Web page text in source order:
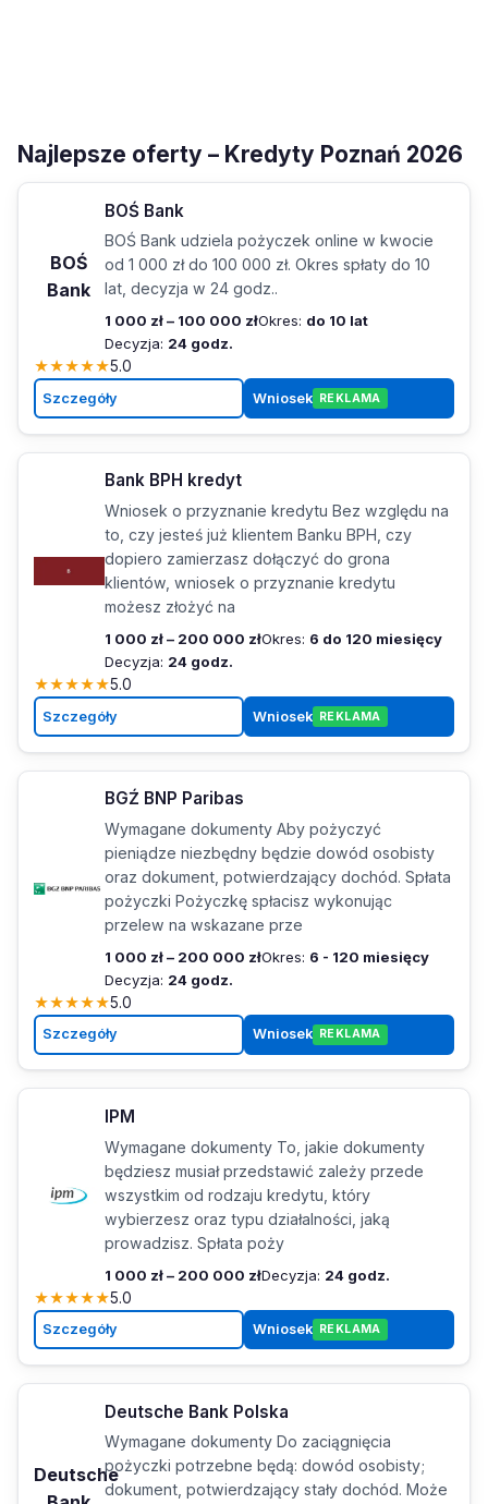
Najlepsze oferty – Kredyty Poznań 2026
BOŚ
Bank
BOŚ Bank
BOŚ Bank udziela pożyczek online w kwocie
od 1 000 zł do 100 000 zł. Okres spłaty do 10
lat, decyzja w 24 godz..
1 000 zł – 100 000 złOkres: do 10 lat
Decyzja: 24 godz.
★★★★★5.0
Szczegóły Wniosek REKLAMA
Bank BPH kredyt
Wniosek o przyznanie kredytu Bez względu na
to, czy jesteś już klientem Banku BPH, czy
dopiero zamierzasz dołączyć do grona
klientów, wniosek o przyznanie kredytu
możesz złożyć na
1 000 zł – 200 000 złOkres: 6 do 120 miesięcy
Decyzja: 24 godz.
★★★★★5.0
Szczegóły Wniosek REKLAMA
BGŹ BNP Paribas
Wymagane dokumenty Aby pożyczyć
pieniądze niezbędny będzie dowód osobisty
oraz dokument, potwierdzający dochód. Spłata
pożyczki Pożyczkę spłacisz wykonując
przelew na wskazane prze
1 000 zł – 200 000 złOkres: 6 - 120 miesięcy
Decyzja: 24 godz.
★★★★★5.0
Szczegóły Wniosek REKLAMA
IPM
Wymagane dokumenty To, jakie dokumenty
będziesz musiał przedstawić zależy przede
wszystkim od rodzaju kredytu, który
wybierzesz oraz typu działalności, jaką
prowadzisz. Spłata poży
1 000 zł – 200 000 złDecyzja: 24 godz.
★★★★★5.0
Szczegóły Wniosek REKLAMA
Deutsche
Deutsche Bank Polska
Wymagane dokumenty Do zaciągnięcia
pożyczki potrzebne będą: dowód osobisty;
dokument, potwierdzający stały dochód. Może